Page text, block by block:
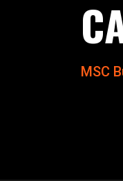
MSC